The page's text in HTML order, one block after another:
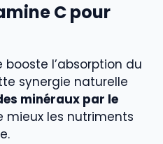
C pour
booste l’absorption du
synergie naturelle
minéraux par le
mieux les nutriments